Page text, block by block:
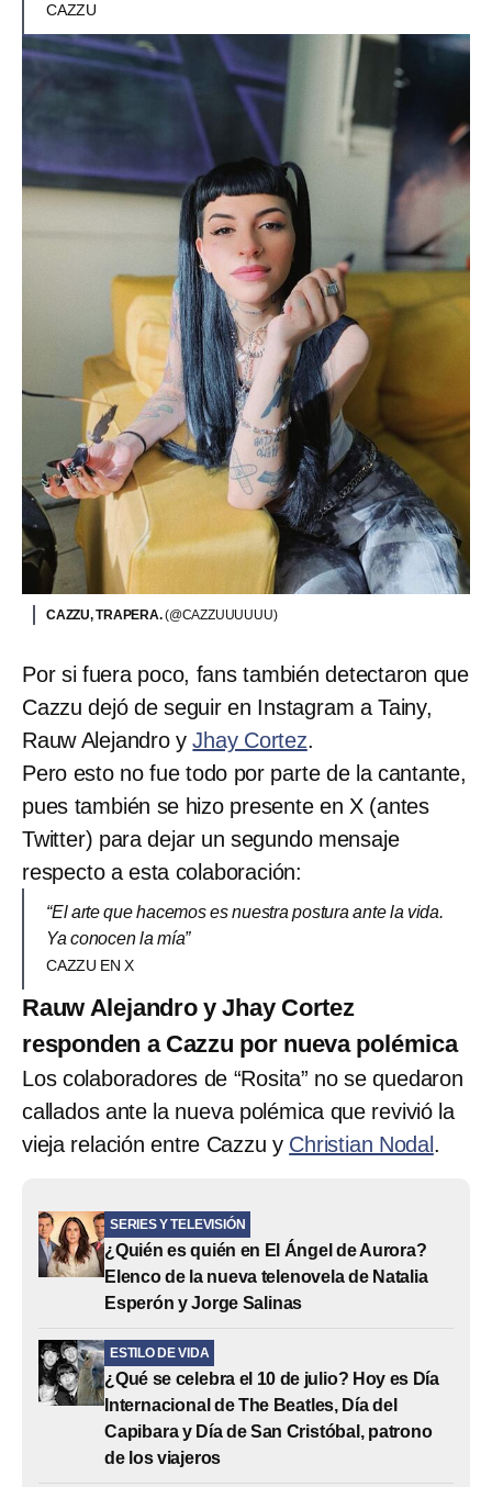
CAZZU
CAZZU, TRAPERA.(@CAZZUUUUUU)
Por si fuera poco, fans también detectaron que
Cazzu dejó de seguir en Instagram a Tainy,
Rauw Alejandro yJhay Cortez.
Pero esto no fue todo por parte de la cantante,
pues también se hizo presente en X (antes
Twitter) para dejar un segundo mensaje
respecto a esta colaboración:
“El arte que hacemos es nuestra postura ante la vida.
Ya conocen la mía”
CAZZU EN X
Rauw Alejandro y Jhay Cortez
responden a Cazzu por nueva polémica
Los colaboradores de “Rosita” no se quedaron
callados ante la nueva polémica que revivió la
vieja relación entre Cazzu y Christian Nodal .
SERIES Y TELEVISIÓN
¿Quién es quién en El Ángel de Aurora?
Elenco de la nueva telenovela de Natalia
Esperón y Jorge Salinas
ESTILO DE VIDA
¿Qué se celebra el 10 de julio? Hoy es Día
Internacional de The Beatles, Día del
Capibara y Día de San Cristóbal, patrono
de los viajeros